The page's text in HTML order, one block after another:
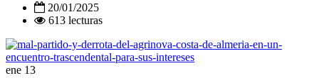
20/01/2025
613 lecturas
ene 13